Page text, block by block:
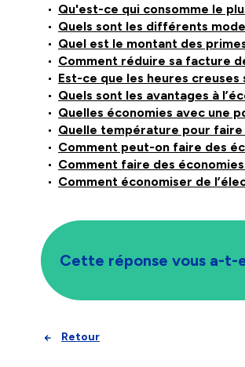
Qu'est-ce qui consomme le
Quels sont les différents
Quel est le montant des
Comment réduire sa facture
Est-ce que les heures
Quels sont les avantages à
Quelles économies avec une
Quelle température pour
Comment peut-on faire des
Comment faire des
Comment économiser de
Cette réponse vous a-t-
Retour